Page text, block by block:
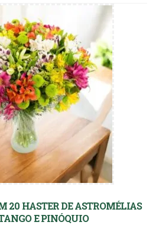
20 HASTER DE ASTROMÉLIAS
E PINÓQUIO